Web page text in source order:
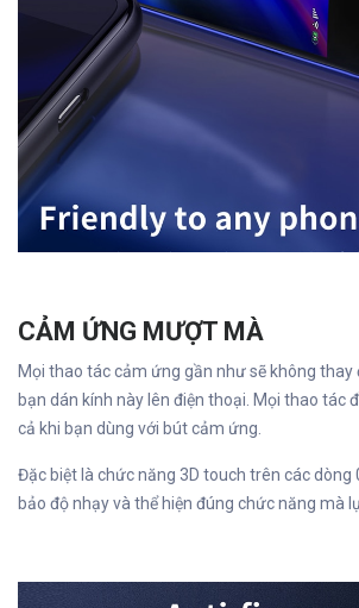
CẢM ỨNG MƯỢT MÀ
Mọi thao tác cảm ứng gần như sẽ không thay
bạn dán kính này lên điện thoại. Mọi thao tác
cả khi bạn dùng với bút cảm ứng.
Đặc biệt là chức năng 3D touch trên các dòng
bảo độ nhạy và thể hiện đúng chức năng mà